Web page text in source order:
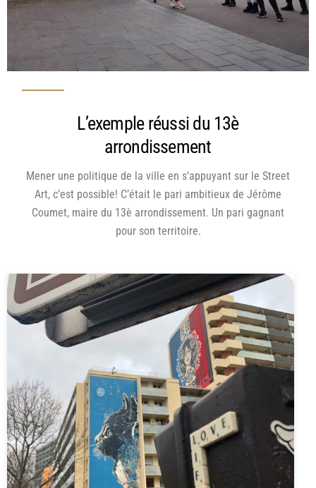
L’exemple réussi du 13è
arrondissement
Mener une politique de la ville en s’appuyant sur le Street
Art, c’est possible! C’était le pari ambitieux de Jérôme
Coumet, maire du 13è arrondissement. Un pari gagnant
pour son territoire.